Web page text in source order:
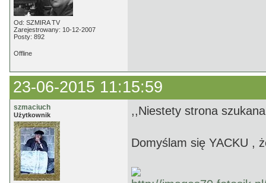
Od: SZMIRA TV
Zarejestrowany: 10-12-2007
Posty: 892
Offline
23-06-2015 11:15:59
szmaciuch
Użytkownik ,,Niestety strona
Domyślam się YACKU ,